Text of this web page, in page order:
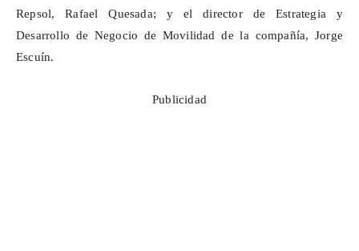
Repsol, Rafael Quesada; y el director de Estrategia y
Desarrollo de Negocio de Movilidad de la compañía, Jorge
Escuín.
Publicidad